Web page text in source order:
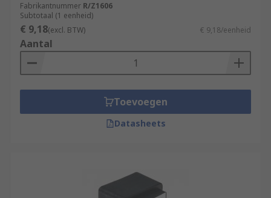
Fabrikantnummer R/Z1606
Subtotaal (1 eenheid)
€ 9,18(excl. BTW) € 9,18/eenheid
Aantal
Toevoegen
Datasheets